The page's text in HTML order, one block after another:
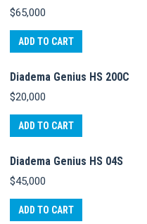
$65,000
ADD TO CART
Diadema Genius HS 200C
$20,000
ADD TO CART
Diadema Genius HS 04S
$45,000
ADD TO CART